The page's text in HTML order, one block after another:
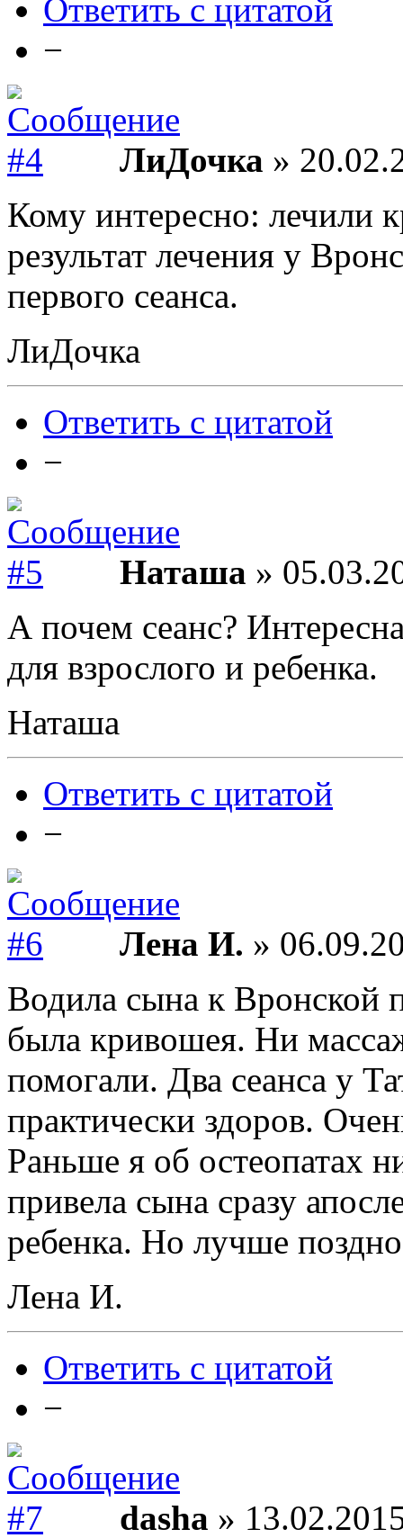
Ответить с цитатой
−
ЛиДочка »
Кому интересно: лечили
результат лечения у
первого сеанса.
ЛиДочка
Ответить с цитатой
−
Наташа »
А почем сеанс?
для взрослого и ребенка.
Наташа
Ответить с цитатой
−
Лена И. »
Водила сына к Вронской
была кривошея. Ни
помогали. Два сеанса у
практически здоров.
Раньше я об остеопатах
привела сына сразу
ребенка. Но лучше
Лена И.
Ответить с цитатой
−
dasha »